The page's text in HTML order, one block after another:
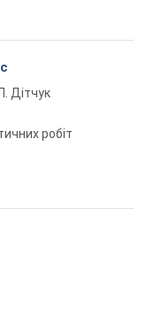
Дітчук
робіт